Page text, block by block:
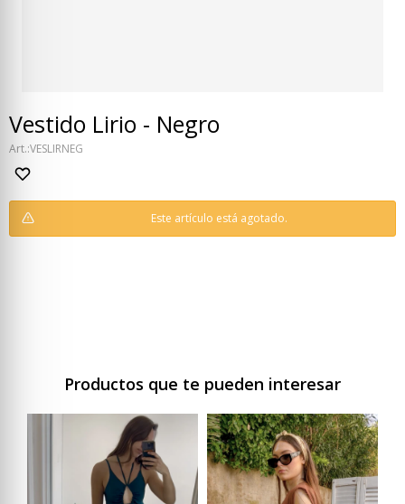
Vestido Lirio - Negro
VESLIRNEG
Este artículo está agotado.
Productos que te pueden interesar